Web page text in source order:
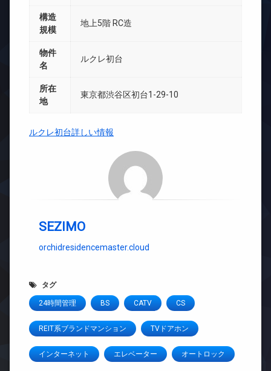
構造
規模
地上5階 RC造
物件
名
ルクレ初台
所在
地
東京都渋谷区初台1-29-10
ルクレ初台詳しい情報
SEZIMO
orchidresidencemaster.cloud
タグ
24時間管理 BS CATV CS
REIT系ブランドマンション TVドアホン
インターネット エレベーター オートロック